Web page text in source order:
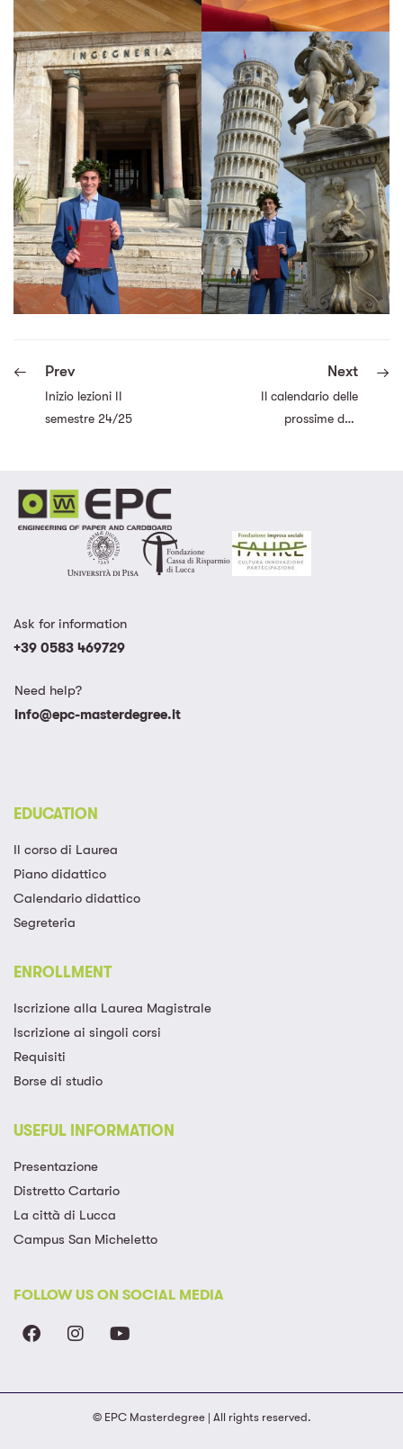
Prev
Inizio lezioni II
semestre 24/25
Next
Il calendario delle
prossime due
Ask for information
+39 0583 469729
Need help?
info@epc-masterdegree.it
EDUCATION
Il corso di Laurea
Piano didattico
Calendario didattico
Segreteria
ENROLLMENT
Iscrizione alla Laurea Magistrale​
Iscrizione ai singoli corsi​
Requisiti
Borse di studio
USEFUL INFORMATION
Presentazione
Distretto Cartario
La città di Lucca
Campus San Micheletto
FOLLOW US ON SOCIAL MEDIA
© EPC Masterdegree | All rights reserved.